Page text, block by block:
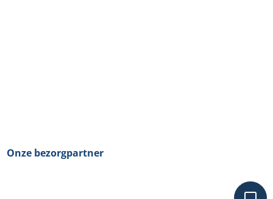
Onze bezorgpartner